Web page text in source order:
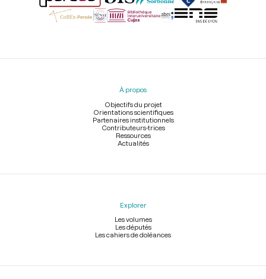
Menu
À propos
Objectifs du projet
Orientations scientifiques
Partenaires institutionnels
Contributeurs-trices
Ressources
Actualités
Explorer
Les volumes
Les députés
Les cahiers de doléances